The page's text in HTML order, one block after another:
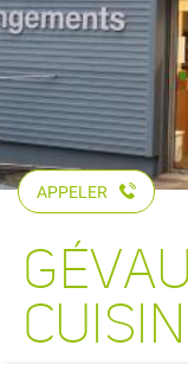
APPELER